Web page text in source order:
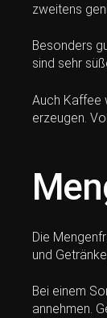
zweitens
Besonders
sind sehr
Auch Kaffee
erzeugen.
Die
und
Bei einem
annehmen.